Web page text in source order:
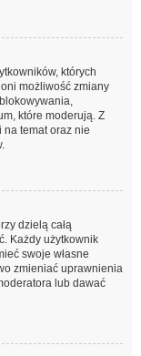
których
możliwość zmiany
które moderują. Z
na temat oraz nie
dzielą całą
Każdy użytkownik
swoje własne
zmieniać uprawnienia
lub dawać